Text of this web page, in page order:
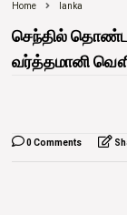
Home lanka
செந்தில்
வர்த்தமானி
0 Comments